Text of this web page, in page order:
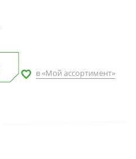
в «Мой ассортимент»